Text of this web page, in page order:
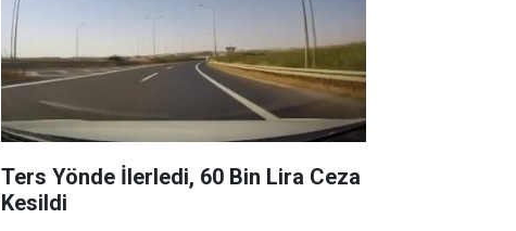
Ters Yönde İlerledi, 60 Bin Lira Ceza
Kesildi